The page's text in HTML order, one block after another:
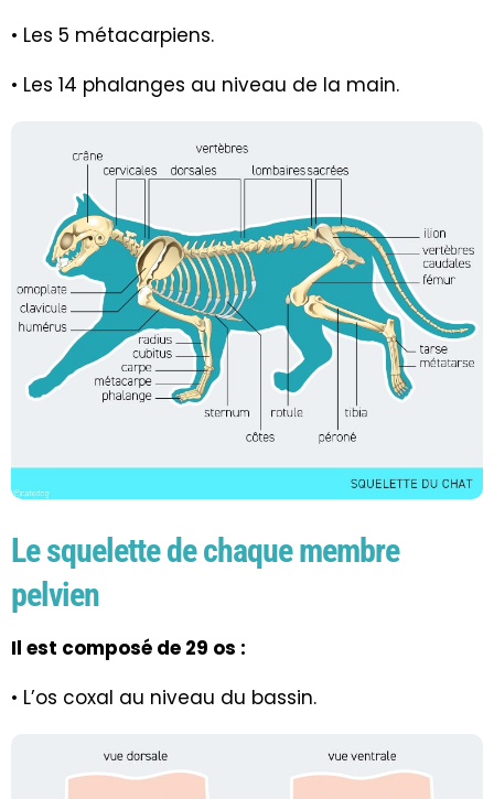
• Les 5 métacarpiens.
• Les 14 phalanges au niveau de la main.
Le squelette de chaque membre
pelvien
Il est composé de 29 os :
• L’os coxal au niveau du bassin.